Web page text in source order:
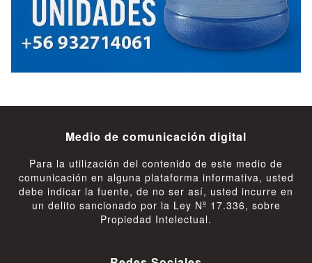
Medio de comunicación digital
Para la utilización del contenido de este medio de
comunicación en alguna plataforma informativa, usted
debe indicar la fuente, de no ser así, usted incurre en
un delito sancionado por la Ley Nº 17.336, sobre
Propiedad Intelectual.